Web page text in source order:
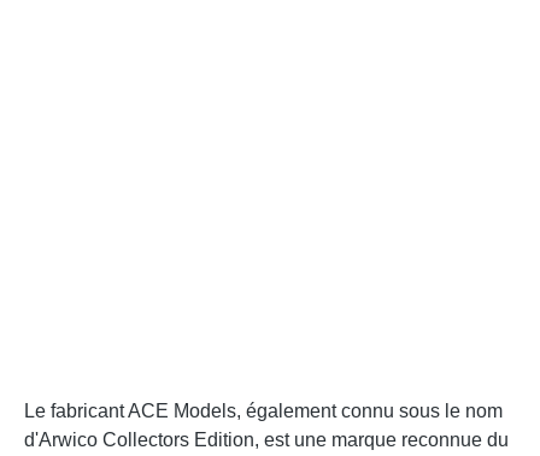
Le fabricant ACE Models, également connu sous le nom
d'Arwico Collectors Edition, est une marque reconnue du